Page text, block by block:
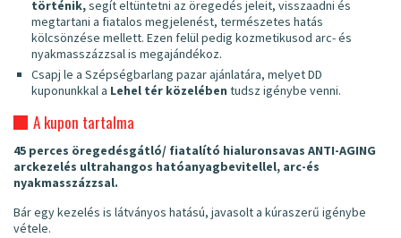
történik,segít eltüntetni az öregedés jeleit, visszaadni és
megtartani a fiatalos megjelenést, természetes hatás
kölcsönzése mellett. Ezen felül pedig kozmetikusod arc- és
nyakmasszázzsal is megajándékoz.
Csapj le a Szépségbarlang pazar ajánlatára, melyet DD
kuponunkkal a Lehel tér közelében tudsz igénybe venni.
A kupon tartalma
45 perces öregedésgátló/ fiatalító hialuronsavas ANTI-AGING
arckezelés ultrahangos hatóanyagbevitellel, arc-és
nyakmasszázzsal.
Bár egy kezelés is látványos hatású, javasolt a kúraszerű igénybe
vétele.